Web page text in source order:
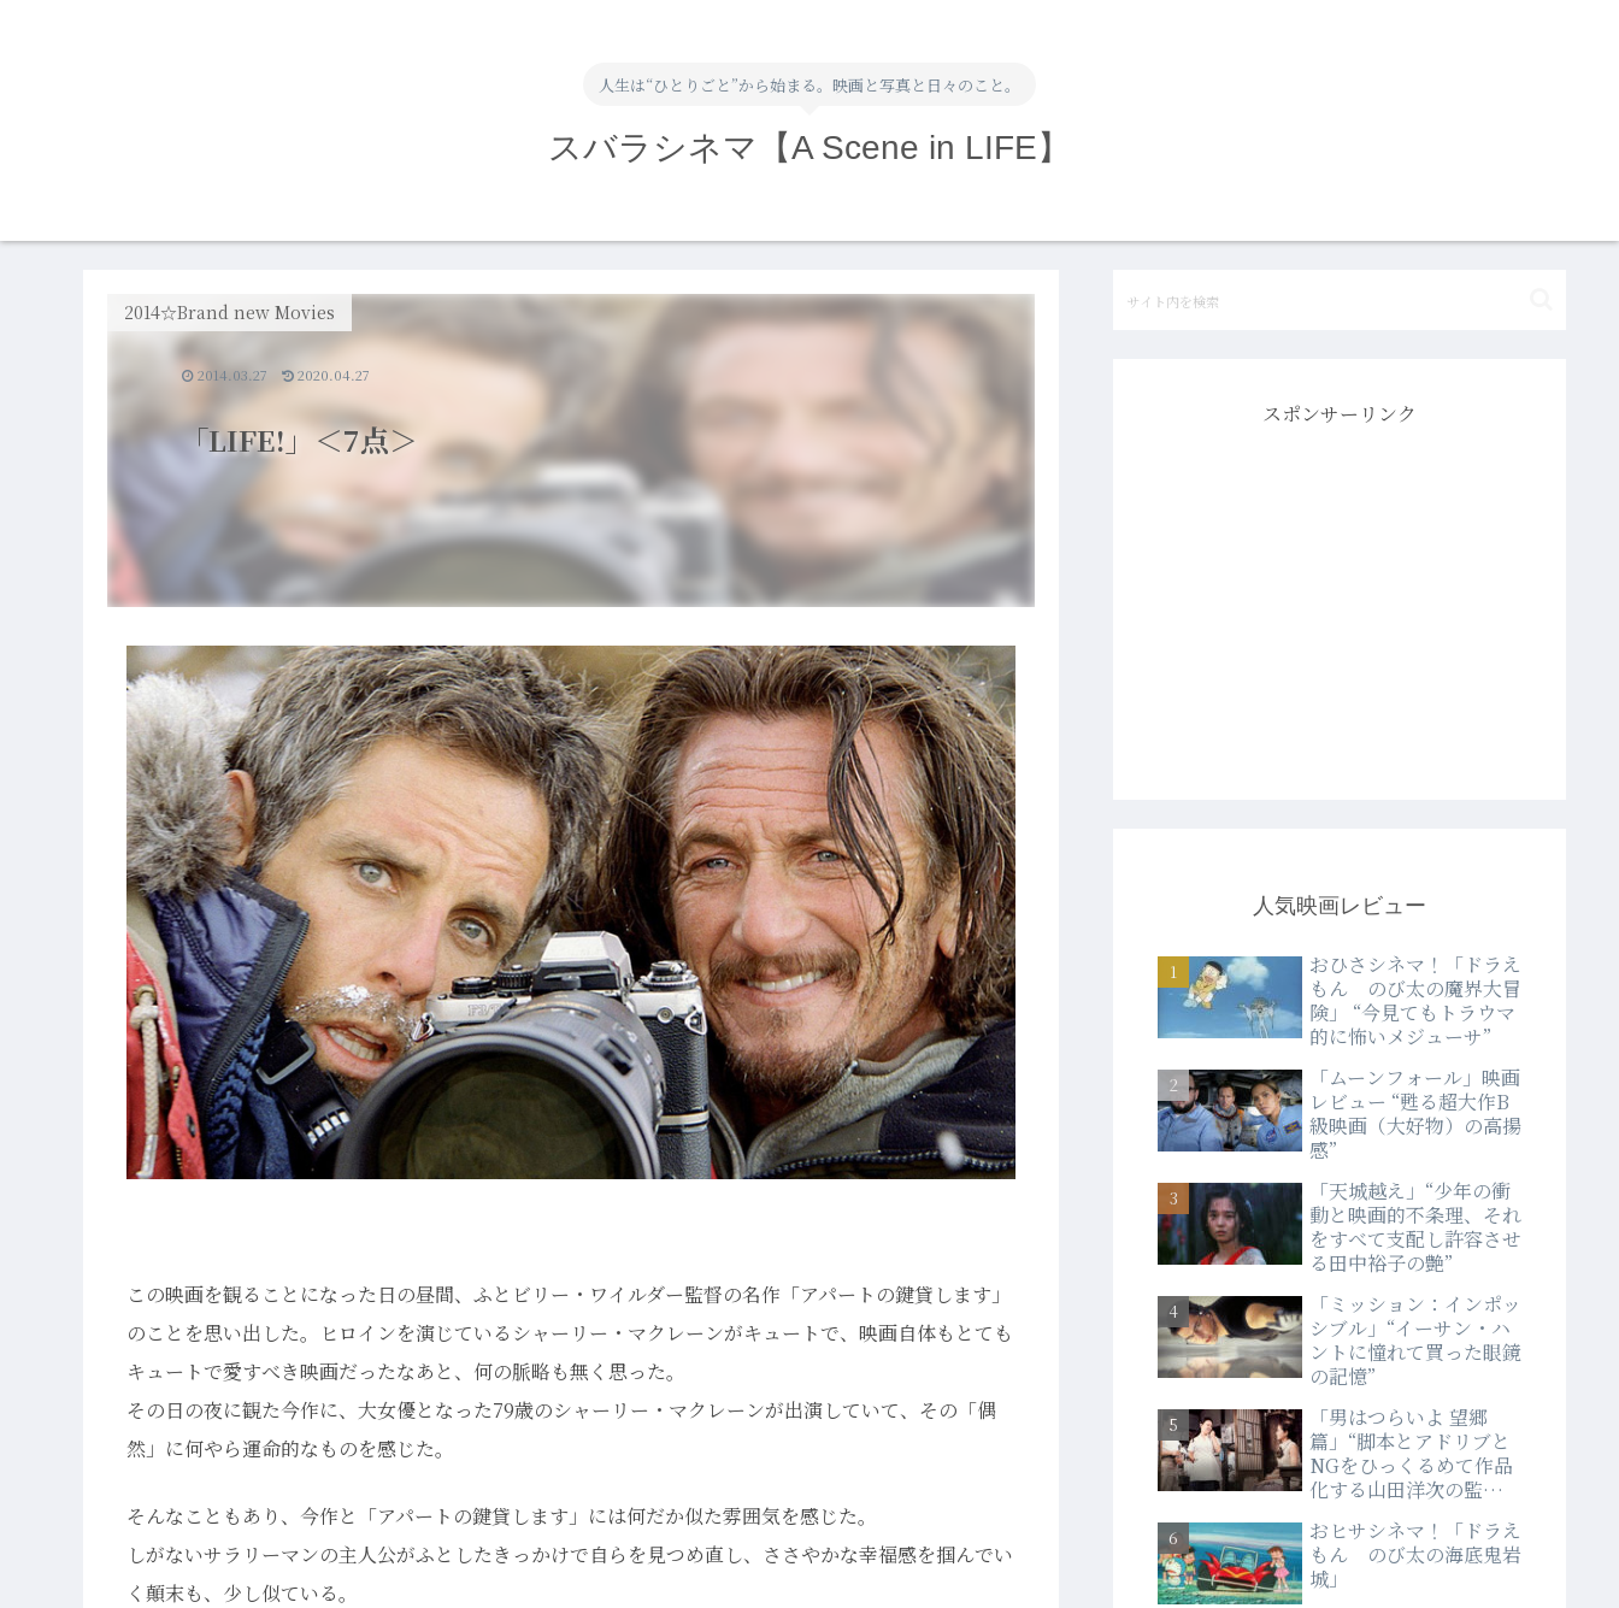
人生は“ひとりごと”から始まる。映画と写真と日々のこと。
スバラシネマ【A Scene in LIFE】
「LIFE!」＜7点＞
2014☆Brand new Movies
2014.03.27 2020.04.27
この映画を観ることになった日の昼間、ふとビリー・ワイルダー監督の名作「アパートの鍵貸します」
のことを思い出した。ヒロインを演じているシャーリー・マクレーンがキュートで、映画自体もとても
キュートで愛すべき映画だったなあと、何の脈略も無く思った。
その日の夜に観た今作に、大女優となった79歳のシャーリー・マクレーンが出演していて、その「偶
然」に何やら運命的なものを感じた。
そんなこともあり、今作と「アパートの鍵貸します」には何だか似た雰囲気を感じた。
しがないサラリーマンの主人公がふとしたきっかけで自らを見つめ直し、ささやかな幸福感を掴んでい
く顛末も、少し似ている。
スポンサーリンク
人気映画レビュー
おひさシネマ！「ドラえ
もん のび太の魔界大冒
険」 “今見てもトラウマ
的に怖いメジューサ”
「ムーンフォール」映画
レビュー “甦る超大作B
級映画（大好物）の高揚
感”
「天城越え」“少年の衝
動と映画的不条理、それ
をすべて支配し許容させ
る田中裕子の艶”
「ミッション：インポッ
シブル」“イーサン・ハ
ントに憧れて買った眼鏡
の記憶”
「男はつらいよ 望郷
篇」“脚本とアドリブと
NGをひっくるめて作品
化する山田洋次の監督
おヒサシネマ！「ドラえ
もん のび太の海底鬼岩
城」